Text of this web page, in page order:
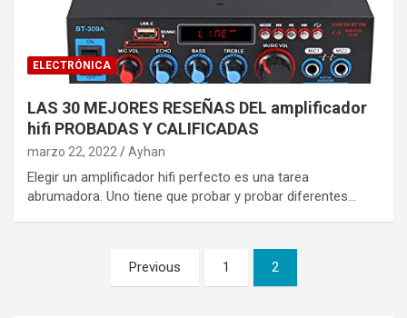
ELECTRÓNICA
LAS 30 MEJORES RESEÑAS DEL amplificador
hifi PROBADAS Y CALIFICADAS
marzo 22, 2022 Ayhan
Elegir un amplificador hifi perfecto es una tarea
abrumadora. Uno tiene que probar y probar diferentes…
NavegaciónPrevious 1 2